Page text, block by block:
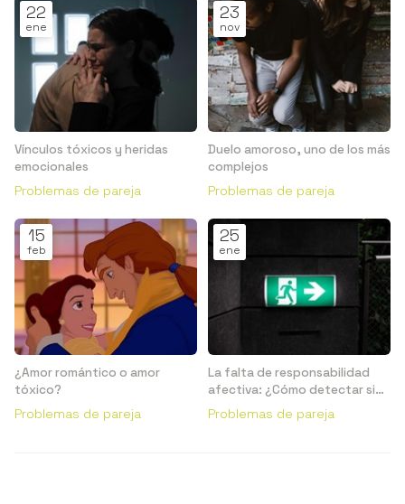
22
ene
Vínculos tóxicos y heridas
emocionales
Problemas de pareja
23
nov
Duelo amoroso, uno de los más
complejos
Problemas de pareja
15
feb
¿Amor romántico o amor
tóxico?
Problemas de pareja
25
ene
La falta de responsabilidad
afectiva: ¿Cómo detectar si
me están haciendo ghosting?
Problemas de pareja